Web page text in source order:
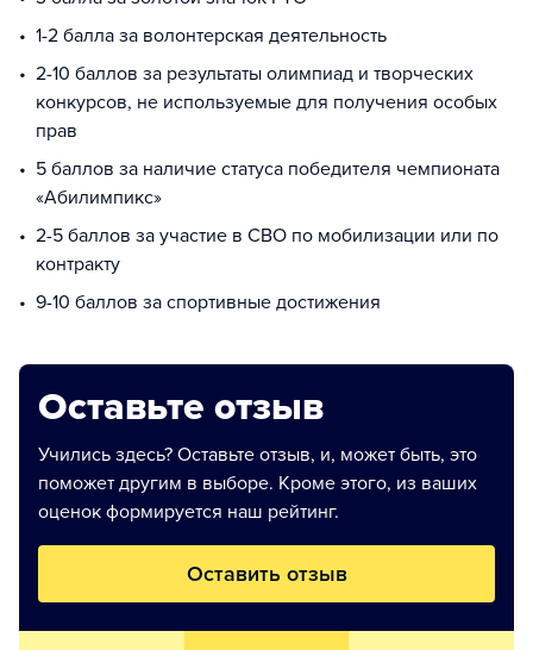
1-2 балла за волонтерская деятельность
2-10 баллов за результаты олимпиад и творческих
конкурсов, не используемые для получения особых
прав
5 баллов за наличие статуса победителя чемпионата
«Абилимпикс»
2-5 баллов за участие в СВО по мобилизации или по
контракту
9-10 баллов за спортивные достижения
Оставьте отзыв
Учились здесь? Оставьте отзыв, и, может быть, это
поможет другим в выборе. Кроме этого, из ваших
оценок формируется наш рейтинг.
Оставить отзыв